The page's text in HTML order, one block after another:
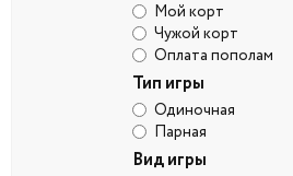
Мой корт
Чужой корт
Оплата пополам
Тип игры
Одиночная
Парная
Вид игры